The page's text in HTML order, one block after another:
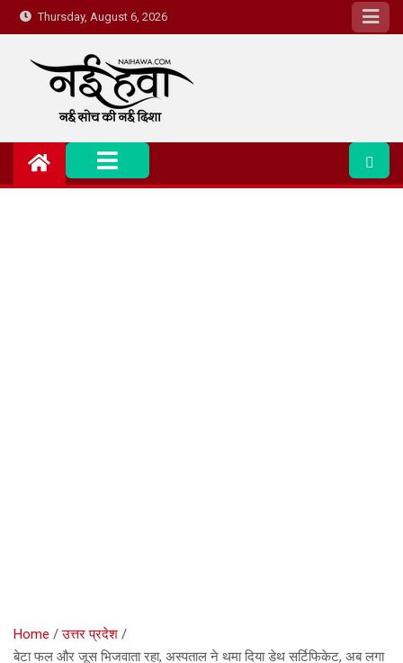
Thursday, August 6, 2026
Nai Hawa
Home
उत्तर प्रदेश
बेटा फल और जूस भिजवाता रहा, अस्पताल ने थमा दिया डेथ सर्टिफिकेट, अब लगा